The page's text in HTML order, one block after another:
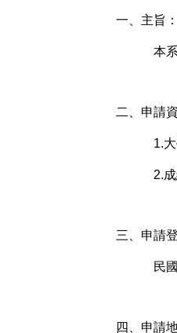
一、主旨：
本
二、申請
1.
2.
三、申請
民國
四、申請